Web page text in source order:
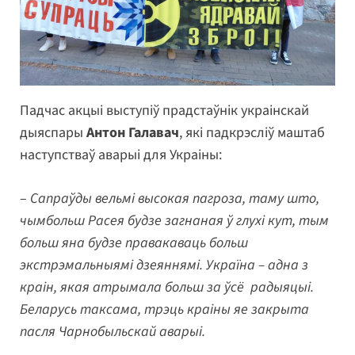
Падчас акцыі выступіў прадстаўнік украінскай
дыяспары Антон Галавач, які падкрэсліў маштаб
наступстваў аварыі для Украіны:
– Сапраўды вельмі высокая пагроза, таму што,
чымбольш Расея будзе загнаная ў глухі кут, тым
больш яна будзе правакаваць больш
экстрэмальныямі дзеяннямі. Україна – адна з
краін, якая атрымала больш за ўсё радыяцыі.
Беларусь таксама, трэць краіны яе закрыта
пасля Чарнобыльскай аварыі.